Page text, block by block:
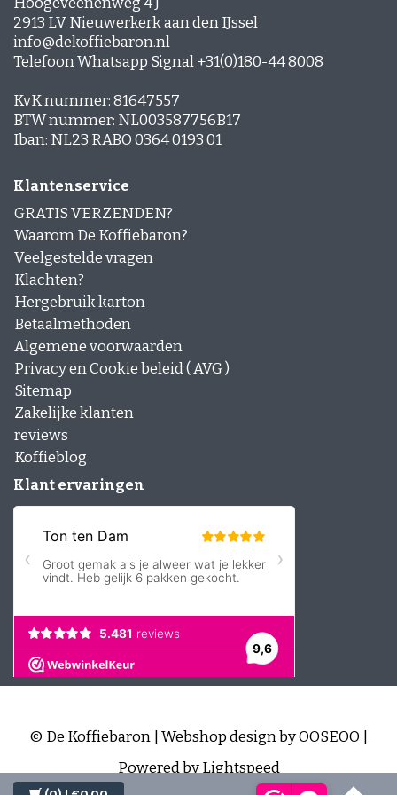
Espresso-rub
Peppermint Mocha
Gingerbread Latte
Cinnamon Latte
Nagerechten en gebak met Koffie
2913 LV Nieuwerkerk aan den IJssel
info@dekoffiebaron.nl
Telefoon Whatsapp Signal +31(0)180-44 8008
KvK nummer: 81647557
BTW nummer: NL003587756B17
Iban: NL23 RABO 0364 0193 01
Klantenservice
GRATIS VERZENDEN?
Waarom De Koffiebaron?
Veelgestelde vragen
Klachten?
Hergebruik karton
Betaalmethoden
Algemene voorwaarden
Privacy en Cookie beleid ( AVG )
Sitemap
Zakelijke klanten
reviews
Koffieblog
Klant ervaringen
© De Koffiebaron | Webshop design byOOSEOO
Powered byLightspeed